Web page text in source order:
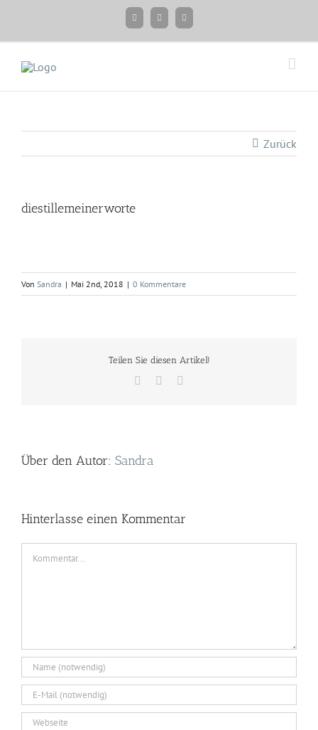
FacebookInstagramTwitter
Zurück
diestillemeinerworte
Von Sandra | Mai 2nd, 2018 | 0 Kommentare
Teilen Sie diesen Artikel!
Facebook
Twitter
Über den Autor: Sandra
Hinterlasse einen Kommentar
Kommentar